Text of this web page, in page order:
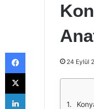
24 Eylül
Facebook
X
LinkedIn